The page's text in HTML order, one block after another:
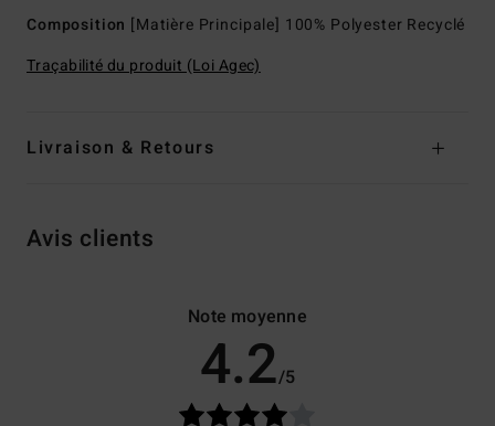
Composition [Matière Principale] 100% Polyester Recyclé
Traçabilité du produit (Loi Agec)
Livraison & Retours
Avis clients
Note moyenne
4.2/5